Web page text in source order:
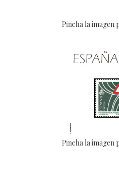
Pincha la imagen
Pincha la imagen